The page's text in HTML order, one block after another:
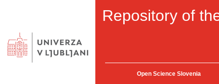
Repository of
Open Science Slovenia